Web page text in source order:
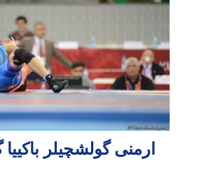
ارمنی گولشچیلر باکییا